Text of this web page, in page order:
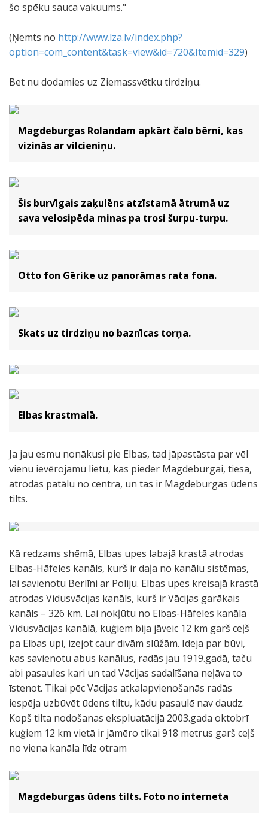
šo spēku sauca vakuums."
(Ņemts no http://www.lza.lv/index.php?
option=com_content&task=view&id=720&Itemid=329)
Bet nu dodamies uz Ziemassvētku tirdziņu.
Magdeburgas Rolandam apkārt čalo bērni, kas
vizinās ar vilcieniņu.
Šis burvīgais zaķulēns atzīstamā ātrumā uz
sava velosipēda minas pa trosi šurpu-turpu.
Otto fon Gērike uz panorāmas rata fona.
Skats uz tirdziņu no baznīcas torņa.
Elbas krastmalā.
Ja jau esmu nonākusi pie Elbas, tad jāpastāsta par vēl
vienu ievērojamu lietu, kas pieder Magdeburgai, tiesa,
atrodas patālu no centra, un tas ir Magdeburgas ūdens
tilts.
Kā redzams shēmā, Elbas upes labajā krastā atrodas
Elbas-Hāfeles kanāls, kurš ir daļa no kanālu sistēmas,
lai savienotu Berlīni ar Poliju. Elbas upes kreisajā krastā
atrodas Vidusvācijas kanāls, kurš ir Vācijas garākais
kanāls – 326 km. Lai nokļūtu no Elbas-Hāfeles kanāla
Vidusvācijas kanālā, kuģiem bija jāveic 12 km garš ceļš
pa Elbas upi, izejot caur divām slūžām. Ideja par būvi,
kas savienotu abus kanālus, radās jau 1919.gadā, taču
abi pasaules kari un tad Vācijas sadalīšana neļāva to
īstenot. Tikai pēc Vācijas atkalapvienošanās radās
iespēja uzbūvēt ūdens tiltu, kādu pasaulē nav daudz.
Kopš tilta nodošanas ekspluatācijā 2003.gada oktobrī
kuģiem 12 km vietā ir jāmēro tikai 918 metrus garš ceļš
no viena kanāla līdz otram
Magdeburgas ūdens tilts. Foto no interneta